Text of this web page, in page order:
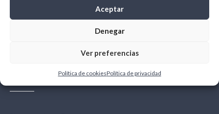
Aceptar
Denegar
Ver preferencias
Política de cookiesPolítica de privacidad